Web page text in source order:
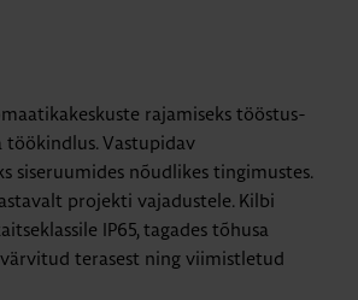
rajamiseks tööstus-
töökindlus. Vastupidav
siseruumides nõudlikes tingimustes.
projekti vajadustele. Kilbi
IP65, tagades tõhusa
terasest ning viimistletud